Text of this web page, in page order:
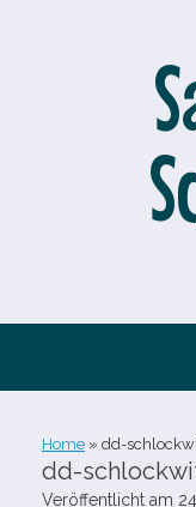
Home » dd-​
dd-​
Veröffentlicht am